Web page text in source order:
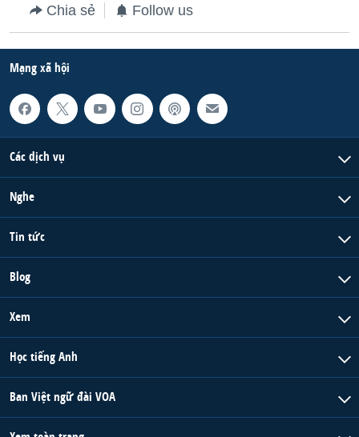
Chia sẻ Follow us
Mạng xã hội
Các dịch vụ
Nghe
Tin tức
Blog
Xem
Học tiếng Anh
Ban Việt ngữ đài VOA